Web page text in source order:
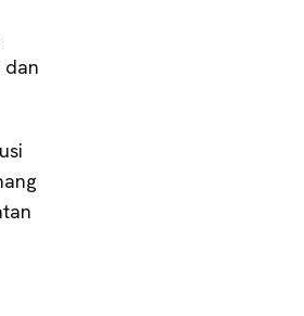
dan